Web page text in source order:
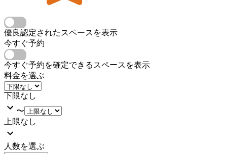
優良認定されたスペースを表示
今すぐ予約
今すぐ予約を確定できるスペースを表示
料金を選ぶ
下限なし
〜
上限なし
人数を選ぶ